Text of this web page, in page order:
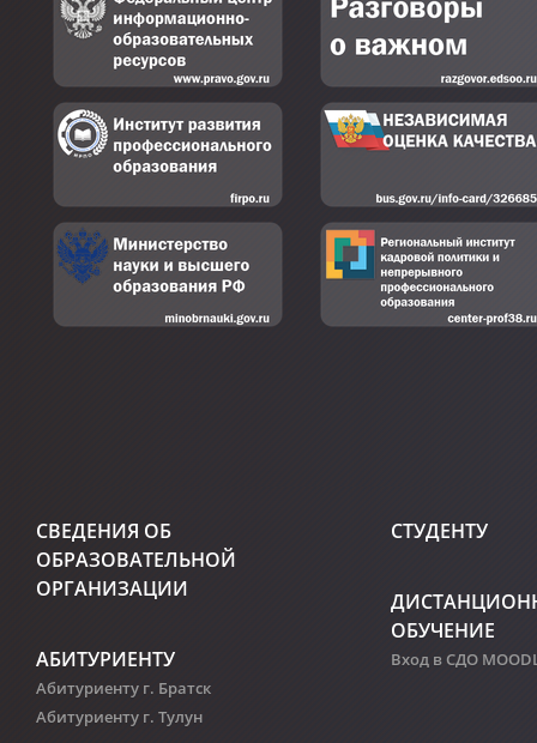
СВЕДЕНИЯ ОБ
ОБРАЗОВАТЕЛЬНОЙ
ОРГАНИЗАЦИИ
АБИТУРИЕНТУ
Абитуриенту г. Братск
Абитуриенту г. Тулун
СТУДЕНТУ
ОБУЧЕНИЕ
Вход в СДО